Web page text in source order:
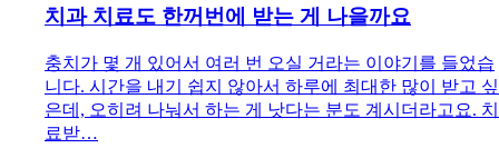
치과 치료도 한꺼번에 받는 게 나을까요
충치가 몇 개 있어서 여러 번 오실 거라는 이야기를 들었습
니다. 시간을 내기 쉽지 않아서 하루에 최대한 많이 받고 싶
은데, 오히려 나눠서 하는 게 낫다는 분도 계시더라고요. 치
료받…